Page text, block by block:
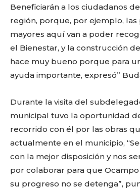
Beneficiarán a los ciudadanos
región, porque, por ejemplo, las
mayores aquí van a poder
el Bienestar, y la construcción
hace muy bueno porque para
ayuda importante, expresó”
Durante la visita del
municipal tuvo la oportunidad
recorrido con él por las obras
actualmente en el municipio,
con la mejor disposición y nos
por colaborar para que
su progreso no se detenga”,